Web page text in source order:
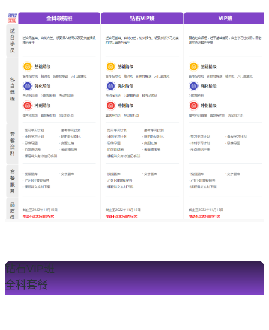
钻石VIP班
全科套餐